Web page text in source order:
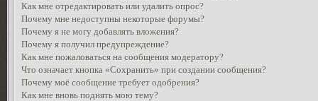
Как мне отредактировать или удалить опрос?
Почему мне недоступны некоторые форумы?
Почему я не могу добавлять вложения?
Почему я получил предупреждение?
Как мне пожаловаться на сообщения модератору?
Что означает кнопка «Сохранить» при создании сообщения?
Почему моё сообщение требует одобрения?
Как мне вновь поднять мою тему?